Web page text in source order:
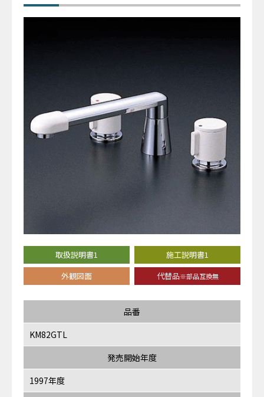
取扱説明書1
施工説明書1
外観図面
代替品※部品互換無
品番
KM82GTL
発売開始年度
1997年度